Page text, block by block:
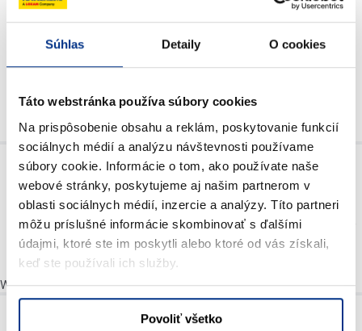
Súhlas Detaily O cookies
Táto webstránka používa súbory cookies
Na prispôsobenie obsahu a reklám, poskytovanie funkcií
sociálnych médií a analýzu návštevnosti používame
súbory cookie. Informácie o tom, ako používate naše
webové stránky, poskytujeme aj našim partnerom v
oblasti sociálnych médií, inzercie a analýzy. Títo partneri
môžu príslušné informácie skombinovať s ďalšími
údajmi, ktoré ste im poskytli alebo ktoré od vás získali,
keď ste používali ich služby.
Povoliť všetko
Pumps
Welding machines for metal
Trailers, conveyor belts, concrete
bins and small handling